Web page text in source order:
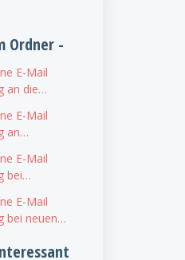
Ordner -
E-Mail
an die
E-Mail
an
E-Mail
bei
E-Mail
bei neuen